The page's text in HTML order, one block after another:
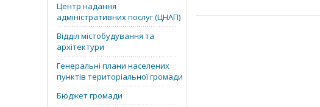
Центр надання
адміністративних послуг (ЦНАП)
Відділ містобудування та
архітектури
Генеральні плани населених
пунктів територіальної громади
Бюджет громади